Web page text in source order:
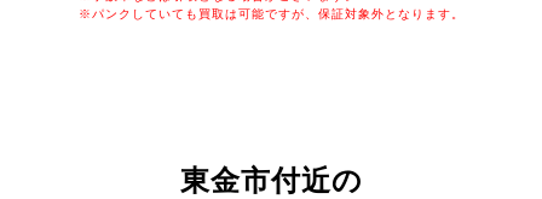
※パンクしていても買取は可能ですが、保証対象外となります。
東金市付近の